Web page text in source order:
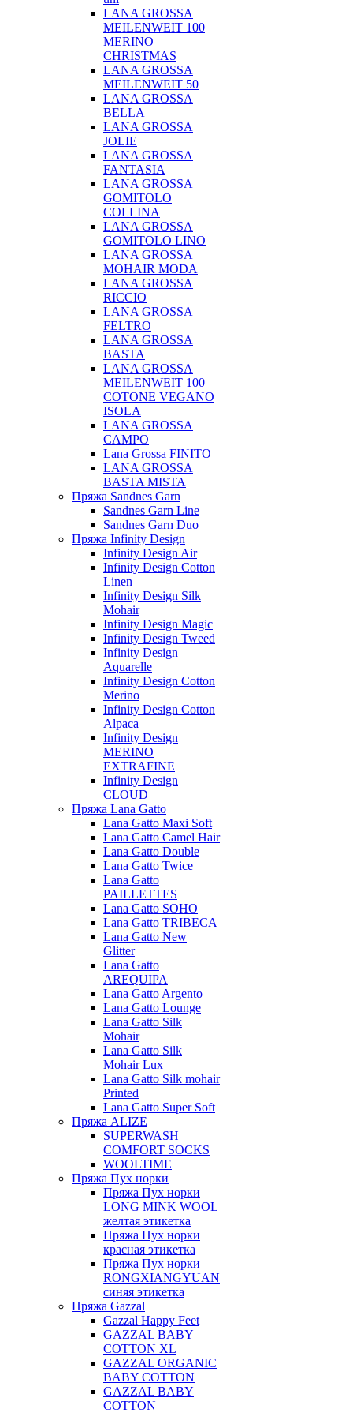
LANA GROSSA
MEILENWEIT 100
MERINO
CHRISTMAS
LANA GROSSA
MEILENWEIT 50
LANA GROSSA
BELLA
LANA GROSSA
JOLIE
LANA GROSSA
FANTASIA
LANA GROSSA
GOMITOLO
COLLINA
LANA GROSSA
GOMITOLO LINO
LANA GROSSA
MOHAIR MODA
LANA GROSSA
RICCIO
LANA GROSSA
FELTRO
LANA GROSSA
BASTA
LANA GROSSA
MEILENWEIT 100
COTONE VEGANO
ISOLA
LANA GROSSA
CAMPO
Lana Grossa FINITO
LANA GROSSA
BASTA MISTA
Пряжа Sandnes Garn
Sandnes Garn Line
Sandnes Garn Duo
Пряжа Infinity Design
Infinity Design Air
Infinity Design Cotton
Linen
Infinity Design Silk
Mohair
Infinity Design Magic
Infinity Design Tweed
Infinity Design
Aquarelle
Infinity Design Cotton
Merino
Infinity Design Cotton
Alpaca
Infinity Design
MERINO
EXTRAFINE
Infinity Design
CLOUD
Пряжа Lana Gatto
Lana Gatto Maxi Soft
Lana Gatto Camel Hair
Lana Gatto Double
Lana Gatto Twice
Lana Gatto
PAILLETTES
Lana Gatto SOHO
Lana Gatto TRIBECA
Lana Gatto New
Glitter
Lana Gatto
AREQUIPA
Lana Gatto Argento
Lana Gatto Lounge
Lana Gatto Silk
Mohair
Lana Gatto Silk
Mohair Lux
Lana Gatto Silk mohair
Printed
Lana Gatto Super Soft
Пряжа ALIZE
SUPERWASH
COMFORT SOCKS
WOOLTIME
Пряжа Пух норки
Пряжа Пух норки
LONG MINK WOOL
желтая этикетка
Пряжа Пух норки
красная этикетка
Пряжа Пух норки
RONGXIANGYUAN
синяя этикетка
Пряжа Gazzal
Gazzal Happy Feet
GAZZAL BABY
COTTON XL
GAZZAL ORGANIC
BABY COTTON
GAZZAL BABY
COTTON